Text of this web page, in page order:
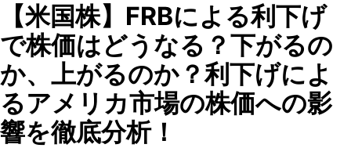
【米国株】FRBによる利下げ
で株価はどうなる？下がるの
か、上がるのか？利下げによ
るアメリカ市場の株価への影
響を徹底分析！